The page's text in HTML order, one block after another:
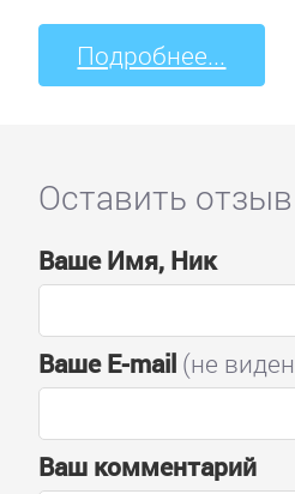
Подробнее...
Оставить отзыв
Ваше Имя, Ник
Ваше E-mail(не
Ваш комментарий